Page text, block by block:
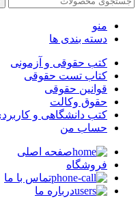
منو
دسته بندی ها
کتب حقوقی و آزمونی
کتاب تست حقوقی
قوانین حقوقی
حقوق وکالت
کتب دانشگاهی و
حساب من
صفحه اصلی
فروشگاه
تماس با ما
درباره ما